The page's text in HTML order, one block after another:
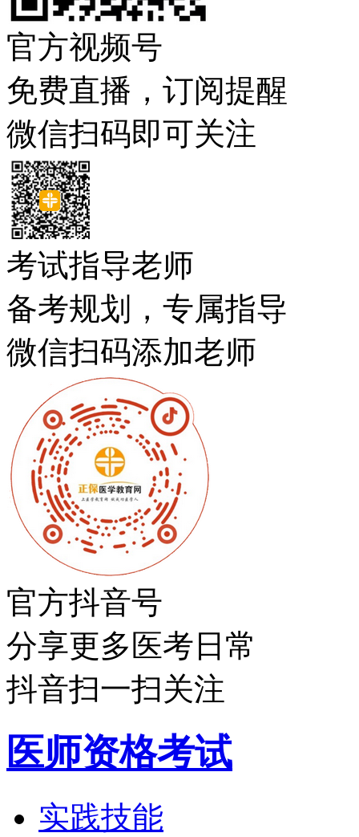
官方视频号
免费直播，订阅提醒
微信扫码即可关注
考试指导老师
备考规划，专属指导
微信扫码添加老师
官方抖音号
分享更多医考日常
抖音扫一扫关注
医师资格考试
实践技能